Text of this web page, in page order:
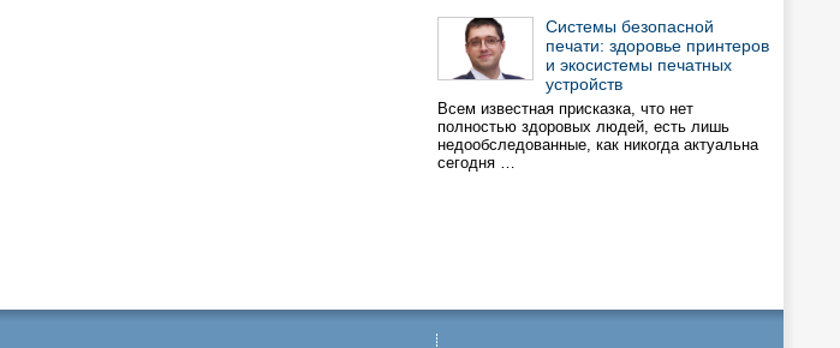
Системы безопасной
печати: здоровье принтеров
и экосистемы печатных
устройств
Всем известная присказка, что нет
полностью здоровых людей, есть лишь
недообследованные, как никогда актуальна
сегодня …